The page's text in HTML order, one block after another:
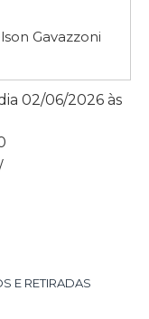
Gavazzoni
02/06/2026 às
E RETIRADAS